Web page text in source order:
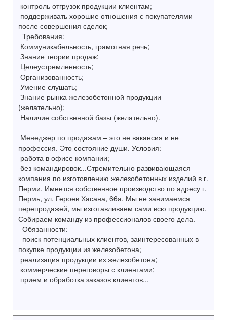
контроль отгрузок продукции клиентам;
поддерживать хорошие отношения с покупателями
после совершения сделок;
Требования:
Коммуникабельность, грамотная речь;
Знание теории продаж;
Целеустремленность;
Организованность;
Умение слушать;
Знание рынка железобетонной продукции
(желательно);
Наличие собственной базы (желательно).
Менеджер по продажам – это не вакансия и не
профессия. Это состояние души. Условия:
работа в офисе компании;
без командировок...Стремительно развивающаяся
компания по изготовлению железобетонных изделий в г.
Перми. Имеется собственное производство по адресу г.
Пермь, ул. Героев Хасана, 66а. Мы не занимаемся
перепродажей, мы изготавливаем сами всю продукцию.
Собираем команду из профессионалов своего дела.
Обязанности:
поиск потенциальных клиентов, заинтересованных в
покупке продукции из железобетона;
реализация продукции из железобетона;
коммерческие переговоры с клиентами;
прием и обработка заказов клиентов...